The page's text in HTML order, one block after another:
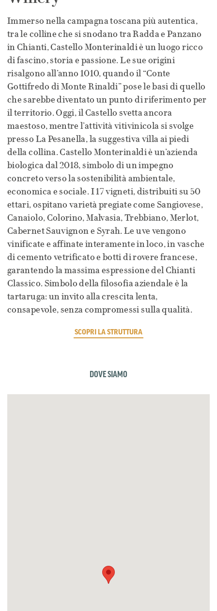
Immerso nella campagna toscana più autentica,
tra le colline che si snodano tra Radda e Panzano
in Chianti, Castello Monterinaldi è un luogo ricco
di fascino, storia e passione. Le sue origini
risalgono all’anno 1010, quando il “Conte
Gottifredo di Monte Rinaldi” pose le basi di quello
che sarebbe diventato un punto di riferimento per
il territorio. Oggi, il Castello svetta ancora
maestoso, mentre l’attività vitivinicola si svolge
presso La Pesanella, la suggestiva villa ai piedi
della collina. Castello Monterinaldi è un’azienda
biologica dal 2018, simbolo di un impegno
concreto verso la sostenibilità ambientale,
economica e sociale. I 17 vigneti, distribuiti su 50
ettari, ospitano varietà pregiate come Sangiovese,
Canaiolo, Colorino, Malvasia, Trebbiano, Merlot,
Cabernet Sauvignon e Syrah. Le uve vengono
vinificate e affinate interamente in loco, in vasche
di cemento vetrificato e botti di rovere francese,
garantendo la massima espressione del Chianti
Classico. Simbolo della filosofia aziendale è la
tartaruga: un invito alla crescita lenta,
consapevole, senza compromessi sulla qualità.
SCOPRI LA STRUTTURA
DOVE SIAMO